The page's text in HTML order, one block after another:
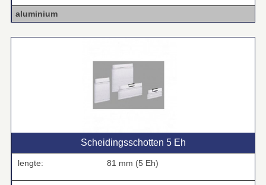
aluminium
Scheidingsschotten 5 Eh
lengte: 81 mm (5 Eh)